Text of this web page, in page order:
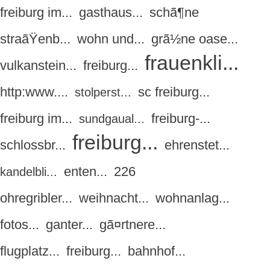
freiburg im... gasthaus... schã¶ne
straãŸenb... wohn und... grã½ne oase...
vulkanstein... freiburg... frauenkli...
http:www.... stolperst... sc freiburg...
freiburg im... sundgaual... freiburg-...
schlossbr... freiburg... ehrenstet...
kandelbli... enten... 226
ohregribler... weihnacht... wohnanlag...
fotos... ganter... gã¤rtnere...
flugplatz... freiburg... bahnhof...